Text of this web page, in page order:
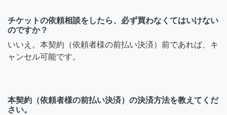
チケットの依頼相談をしたら、必ず買わなくてはいけない
のですか？
いいえ。本契約（依頼者様の前払い決済）前であれば、キ
ャンセル可能です。
本契約（依頼者様の前払い決済）の決済方法を教えてくだ
さい。